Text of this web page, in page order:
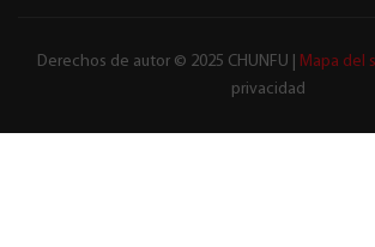
Derechos de autor © 2025 CHUNFU | Mapa del
privacidad